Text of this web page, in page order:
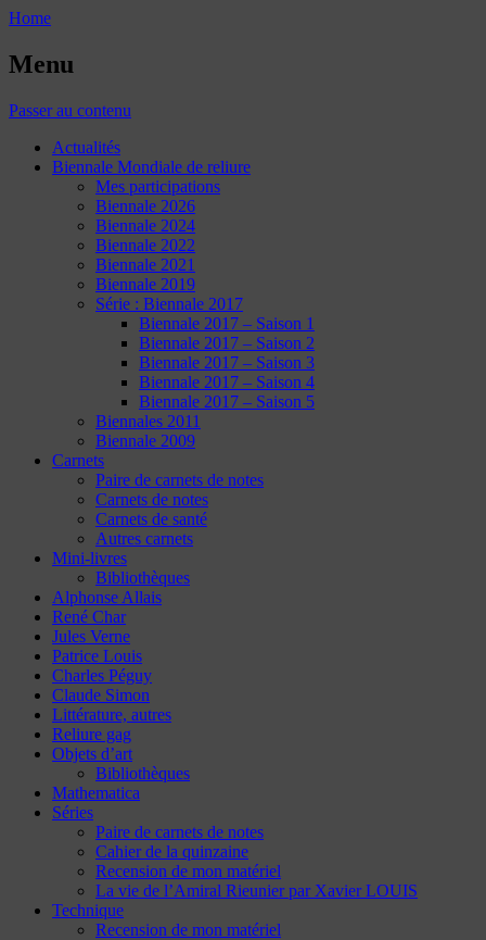
Home
Menu
Passer au contenu
Actualités
Biennale Mondiale de reliure
Mes participations
Biennale 2026
Biennale 2024
Biennale 2022
Biennale 2021
Biennale 2019
Série : Biennale 2017
Biennale 2017 – Saison 1
Biennale 2017 – Saison 2
Biennale 2017 – Saison 3
Biennale 2017 – Saison 4
Biennale 2017 – Saison 5
Biennales 2011
Biennale 2009
Carnets
Paire de carnets de notes
Carnets de notes
Carnets de santé
Autres carnets
Mini-livres
Bibliothèques
Alphonse Allais
René Char
Jules Verne
Patrice Louis
Charles Péguy
Claude Simon
Littérature, autres
Reliure gag
Objets d’art
Bibliothèques
Mathematica
Séries
Paire de carnets de notes
Cahier de la quinzaine
Recension de mon matériel
La vie de l’Amiral Rieunier par Xavier LOUIS
Technique
Recension de mon matériel